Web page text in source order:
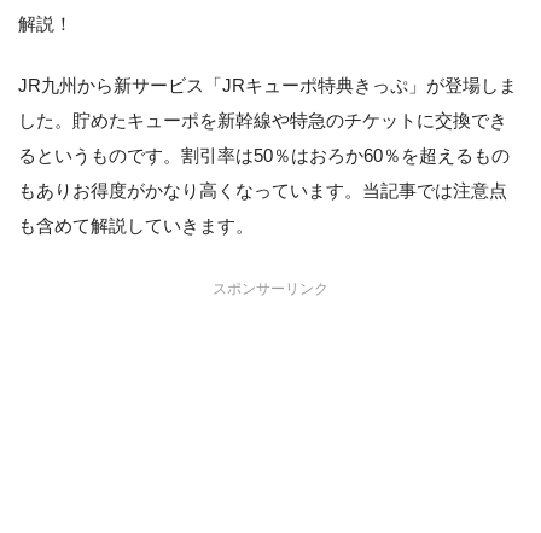
解説！
JR九州から新サービス「JRキューポ特典きっぷ」が登場しま
した。貯めたキューポを新幹線や特急のチケットに交換でき
るというものです。割引率は50％はおろか60％を超えるもの
もありお得度がかなり高くなっています。当記事では注意点
も含めて解説していきます。
スポンサーリンク